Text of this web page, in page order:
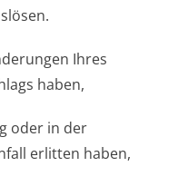
Ihres
haben,
oder in der
erlitten haben,